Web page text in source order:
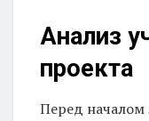
Анализ
проекта
Перед